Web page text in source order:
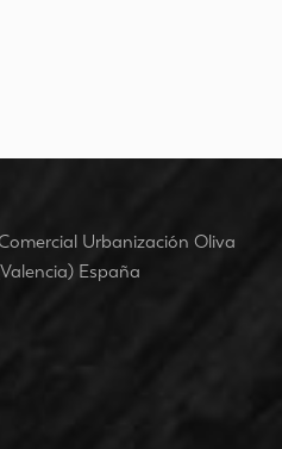
Urbanización Oliva
España